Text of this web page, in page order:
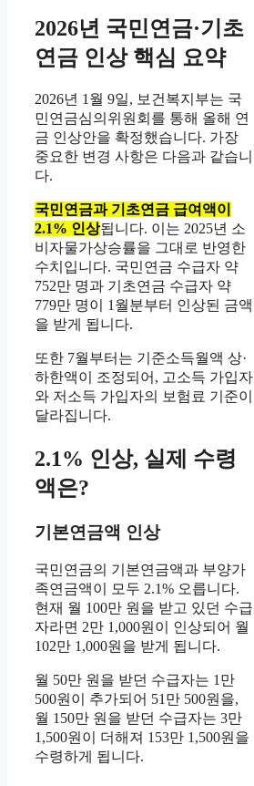
2026년 국민연금·기초
연금 인상 핵심 요약
2026년 1월 9일, 보건복지부는 국
민연금심의위원회를 통해 올해 연
금 인상안을 확정했습니다. 가장
중요한 변경 사항은 다음과 같습니
다.
국민연금과 기초연금 급여액이
2.1% 인상됩니다. 이는 2025년 소
비자물가상승률을 그대로 반영한
수치입니다. 국민연금 수급자 약
752만 명과 기초연금 수급자 약
779만 명이 1월분부터 인상된 금액
을 받게 됩니다.
또한 7월부터는 기준소득월액 상·
하한액이 조정되어, 고소득 가입자
와 저소득 가입자의 보험료 기준이
달라집니다.
2.1% 인상, 실제 수령
액은?
기본연금액 인상
국민연금의 기본연금액과 부양가
족연금액이 모두 2.1% 오릅니다.
현재 월 100만 원을 받고 있던 수급
자라면 2만 1,000원이 인상되어 월
102만 1,000원을 받게 됩니다.
월 50만 원을 받던 수급자는 1만
500원이 추가되어 51만 500원을,
월 150만 원을 받던 수급자는 3만
1,500원이 더해져 153만 1,500원을
수령하게 됩니다.